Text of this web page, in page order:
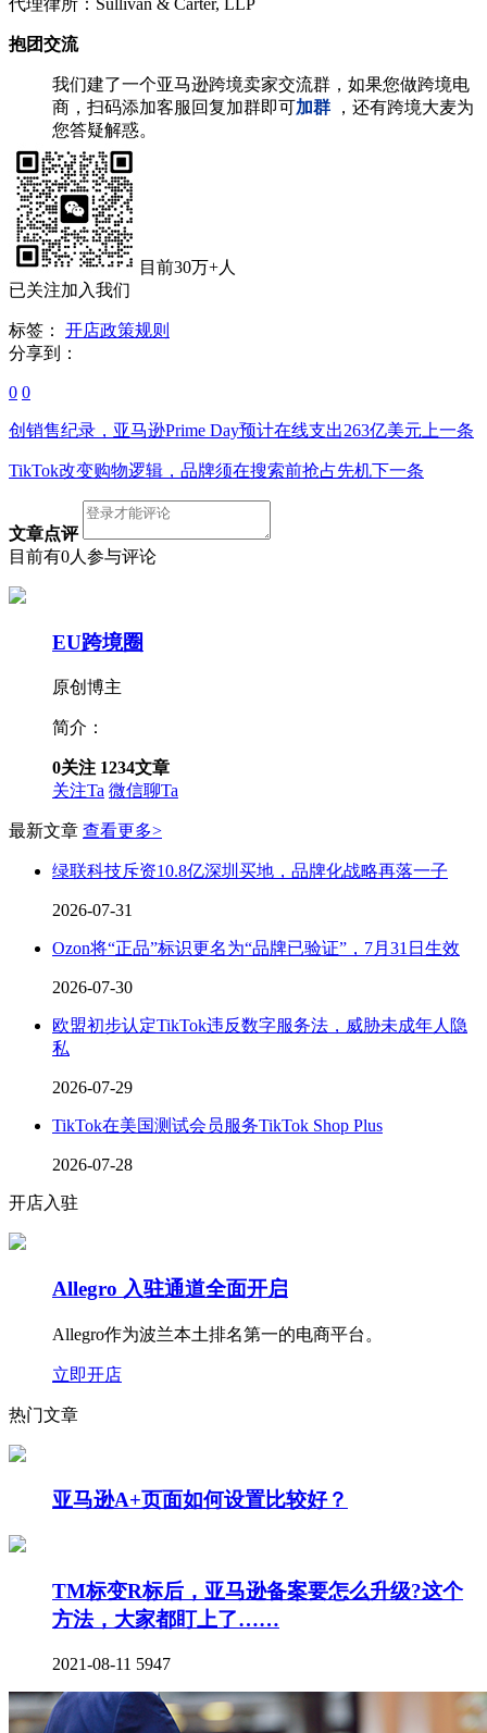
抱团交流
我们建了一个亚马逊跨境卖家交流群，如果您做跨境电
商，扫码添加客服回复加群即可加群
，还有跨境大麦为
您答疑解惑。
目前30万+人
已关注加入我们
标签： 开店政策规则
分享到：
0 0
创销售纪录，亚马逊Prime Day预计在线支出263亿美元 上一条
TikTok改变购物逻辑，品牌须在搜索前抢占先机下一条
文章点评
目前有0人参与评论
EU跨境圈
原创博主
简介：
0关注 1234文章
关注Ta 微信聊Ta
最新文章 查看更多>
绿联科技斥资10.8亿深圳买地，品牌化战略再落一子
2026-07-31
Ozon将“正品”标识更名为“品牌已验证”，7月31日生效
2026-07-30
欧盟初步认定TikTok违反数字服务法，威胁未成年人隐
私
2026-07-29
TikTok在美国测试会员服务TikTok Shop Plus
2026-07-28
开店入驻
Allegro 入驻通道全面开启
Allegro作为波兰本土排名第一的电商平台。
立即开店
热门文章
亚马逊A+页面如何设置比较好？
TM标变R标后，亚马逊备案要怎么升级?这个
方法，大家都盯上了……
2021-08-11 5947